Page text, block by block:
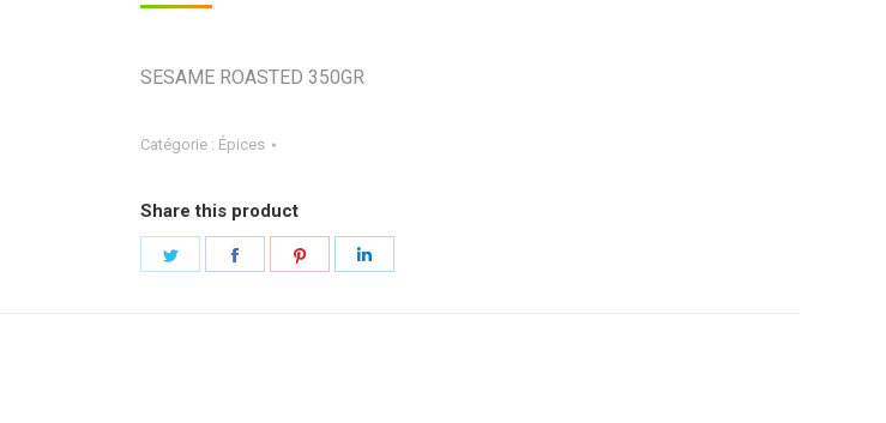
SESAME ROASTED 350GR
Catégorie : Épices
Share this product
Partager
Partager Partager